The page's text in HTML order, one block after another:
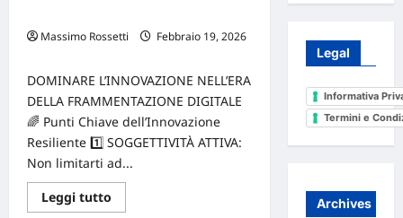
TECNICO
Massimo Rossetti
Febbraio 19, 2026
DOMINARE L’INNOVAZIONE NELL’ERA
DELLA FRAMMENTAZIONE DIGITALE
🌈 Punti Chiave dell’Innovazione
Resiliente 1️⃣ SOGGETTIVITÀ ATTIVA:
Non limitarti ad...
Leggi tutto
di
Legal
Informativa
Termini e
Archives